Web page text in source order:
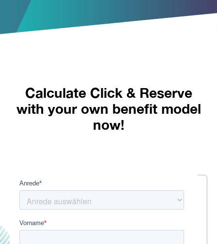
Calculate Click & Reserve
with your own benefit model
now!